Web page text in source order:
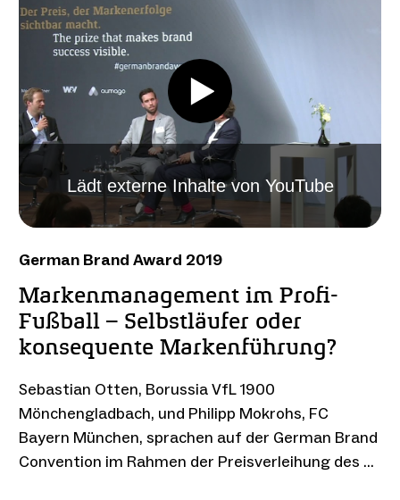
Lädt externe Inhalte von YouTube
German Brand Award 2019
Markenmanagement im Profi-
Fußball – Selbstläufer oder
konsequente Markenführung?
Sebastian Otten, Borussia VfL 1900
Mönchengladbach, und Philipp Mokrohs, FC
Bayern München, sprachen auf der German Brand
Convention im Rahmen der Preisverleihung des …